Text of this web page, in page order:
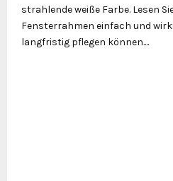
strahlende weiße Farbe. Lesen
Fensterrahmen einfach und
langfristig pflegen können....